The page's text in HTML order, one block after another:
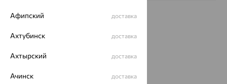
Каталог
Акции
Магазины
Покупателям
Афипский доставка
Ахтубинск доставка
Ахтырский доставка
Ачинск доставка